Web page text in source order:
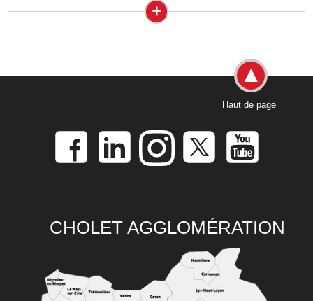
+
Haut de page
CHOLET AGGLOMÉRATION